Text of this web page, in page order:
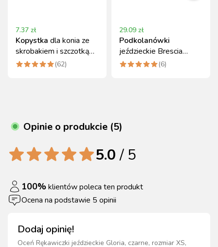
7.37 zł
Kopystka dla konia ze
skrobakiem i szczotką
Covalliero, czarny
(62)
29.09 zł
Podkolanówki
jeździeckie Brescia
granatowe, rozmiar 37-
(6)
Opinie o produkcie (5)
Dodaj opinię!
Oceń Rękawiczki jeździeckie Gloria, czarne, rozmiar XS,
5.0/ 5
100%klientów poleca ten produkt
Ocena na podstawie 5 opinii